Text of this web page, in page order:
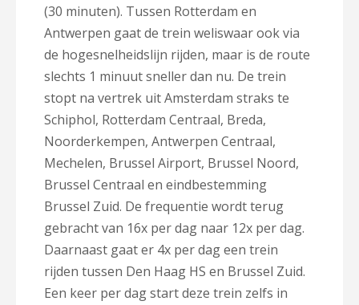
(30 minuten). Tussen Rotterdam en
Antwerpen gaat de trein weliswaar ook via
de hogesnelheidslijn rijden, maar is de route
slechts 1 minuut sneller dan nu. De trein
stopt na vertrek uit Amsterdam straks te
Schiphol, Rotterdam Centraal, Breda,
Noorderkempen, Antwerpen Centraal,
Mechelen, Brussel Airport, Brussel Noord,
Brussel Centraal en eindbestemming
Brussel Zuid. De frequentie wordt terug
gebracht van 16x per dag naar 12x per dag.
Daarnaast gaat er 4x per dag een trein
rijden tussen Den Haag HS en Brussel Zuid.
Een keer per dag start deze trein zelfs in